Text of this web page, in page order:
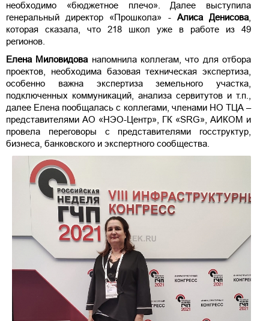
необходимо «бюджетное плечо». Далее выступила
генеральный директор «Прошкола» - Алиса Денисова
которая сказала, что 218 школ уже в работе из 49
регионов.
Елена Миловидова напомнила коллегам, что для отбора
проектов, необходима базовая техническая экспертиза,
особенно важна экспертиза земельного участка,
подключенных коммуникаций, анализа сервитутов и т.п.,
далее Елена пообщалась с коллегами, членами НО ТЦА –
представителями АО «НЭО-Центр», ГК «SRG», АИКОМ и
провела переговоры с представителями госструктур,
бизнеса, банковского и экспертного сообщества.